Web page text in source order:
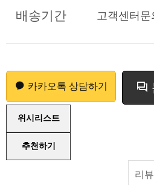
배송기간 고객센터문
카카오톡 상담하기
위시리스트
추천하기
리뷰